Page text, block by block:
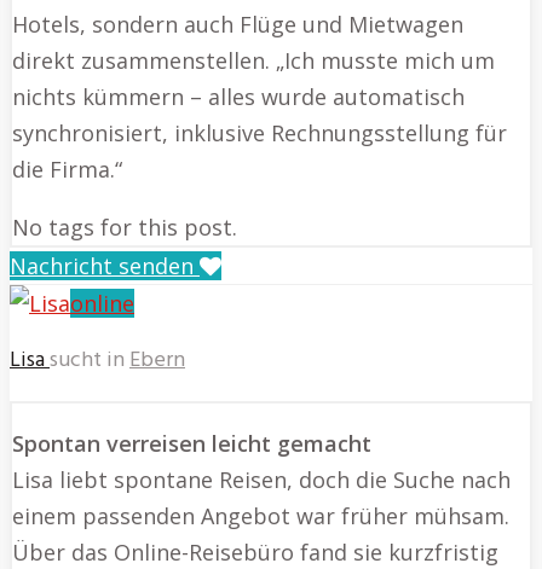
Hotels, sondern auch Flüge und Mietwagen
direkt zusammenstellen. „Ich musste mich um
nichts kümmern – alles wurde automatisch
synchronisiert, inklusive Rechnungsstellung für
die Firma.“
No tags for this post.
Nachricht senden
online
Lisasucht inEbern
Spontan verreisen leicht gemacht
Lisa liebt spontane Reisen, doch die Suche nach
einem passenden Angebot war früher mühsam.
Über das Online-Reisebüro fand sie kurzfristig